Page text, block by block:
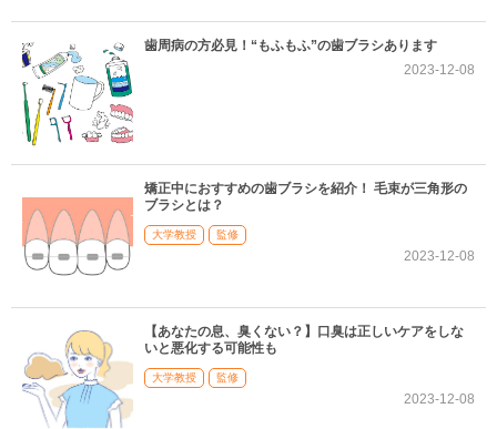
歯周病の方必見！“もふもふ”の歯ブラシあります
2023-12-08
矯正中におすすめの歯ブラシを紹介！ 毛束が三角形の
ブラシとは？
大学教授 監修
2023-12-08
【あなたの息、臭くない？】口臭は正しいケアをしな
いと悪化する可能性も
大学教授 監修
2023-12-08